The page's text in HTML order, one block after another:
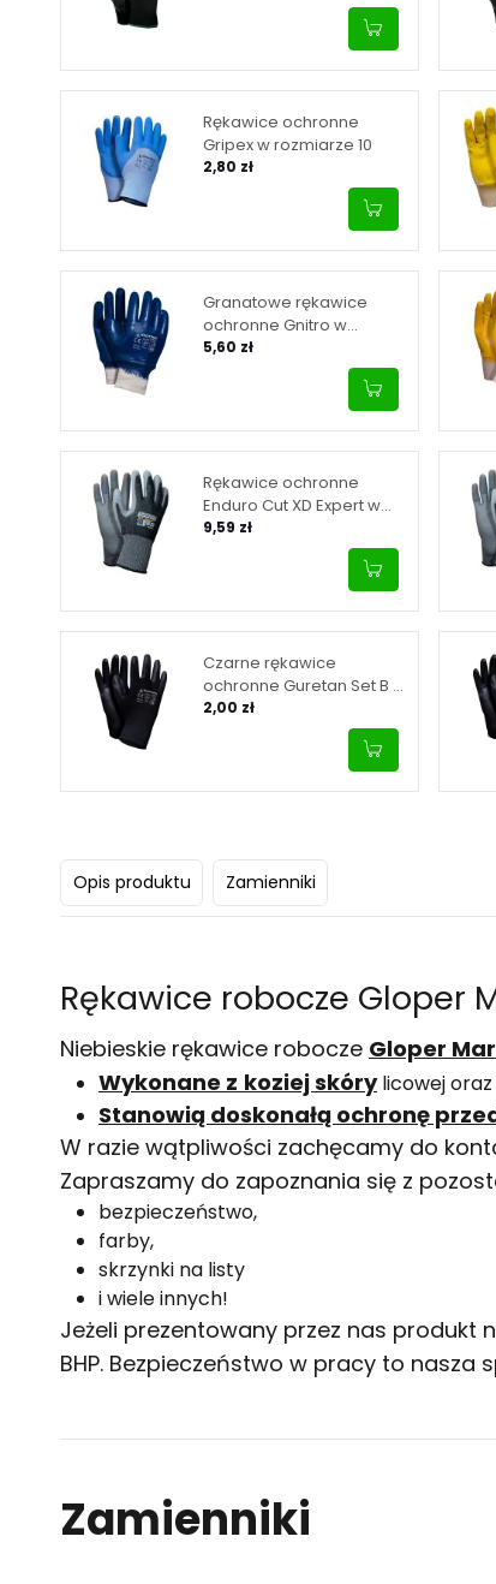
Rękawice ochronne
Gripex w rozmiarze 10
2,80 zł
Granatowe rękawice
ochronne Gnitro w
rozmiarze 10
5,60 zł
Rękawice ochronne
Enduro Cut XD Expert w
rozmiarze 9
9,59 zł
Czarne rękawice
ochronne Guretan Set B w
rozmiarze 9
2,00 zł
Opis produktu Zamienniki
Rękawice robocze Gloper
Niebieskie rękawice robocze Gloper
Wykonane z koziej skórylicowej oraz
Stanowią doskonałą ochronę
W razie wątpliwości zachęcamy do
Zapraszamy do zapoznania się z
bezpieczeństwo,
farby,
skrzynki na listy
i wiele innych!
Jeżeli prezentowany przez nas produkt
BHP. Bezpieczeństwo w pracy to nasza
Zamienniki